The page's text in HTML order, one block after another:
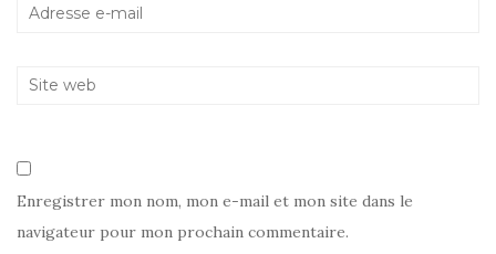
Enregistrer mon nom, mon e-mail et mon site dans le
navigateur pour mon prochain commentaire.